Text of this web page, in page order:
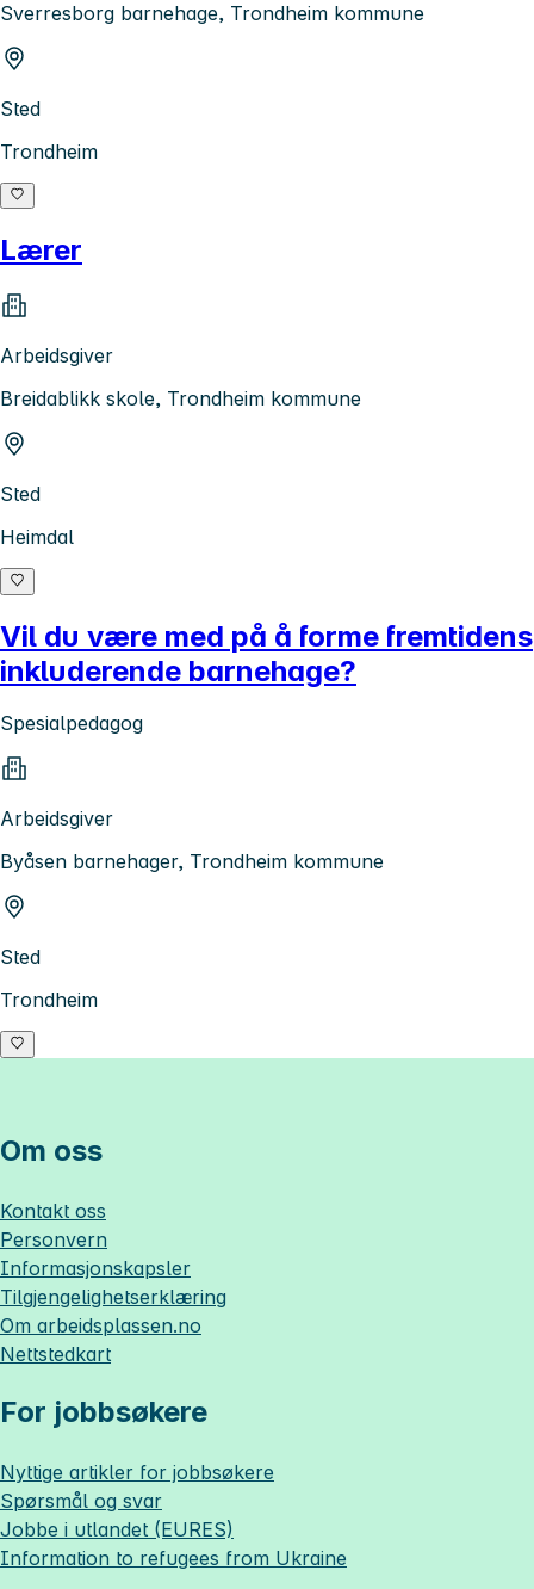
Sverresborg barnehage, Trondheim kommune
Sted
Trondheim
Lærer
Arbeidsgiver
Breidablikk skole, Trondheim kommune
Sted
Heimdal
Vil du være med på å forme fremtidens
inkluderende barnehage?
Spesialpedagog
Arbeidsgiver
Byåsen barnehager, Trondheim kommune
Sted
Trondheim
Om oss
Kontakt oss
Personvern
Informasjonskapsler
Tilgjengelighetserklæring
Om arbeidsplassen.no
Nettstedkart
For jobbsøkere
Nyttige artikler for jobbsøkere
Spørsmål og svar
Jobbe i utlandet (EURES)
Information to refugees from Ukraine